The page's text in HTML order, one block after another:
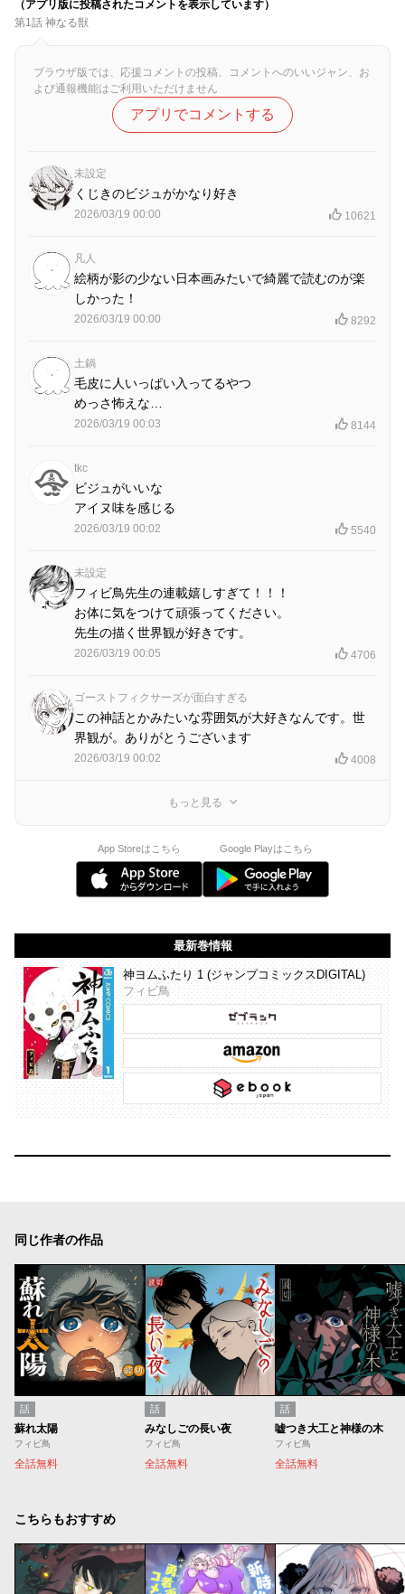
（アプリ版に投稿されたコメントを表示しています）
第1話 神なる獣
ブラウザ版では、応援コメントの投稿、コメントへのいいジャン、お
よび通報機能はご利用いただけません
アプリでコメントする
未設定
くじきのビジュがかなり好き
2026/03/19 00:00 10621
凡人
絵柄が影の少ない日本画みたいで綺麗で読むのが楽
しかった！
2026/03/19 00:00 8292
土鍋
毛皮に人いっぱい入ってるやつ
めっさ怖えな…
2026/03/19 00:03 8144
tkc
ビジュがいいな
アイヌ味を感じる
2026/03/19 00:02 5540
未設定
フィビ鳥先生の連載嬉しすぎて！！！
お体に気をつけて頑張ってください。
先生の描く世界観が好きです。
2026/03/19 00:05 4706
ゴーストフィクサーズが面白すぎる
この神話とかみたいな雰囲気が大好きなんです。世
界観が。ありがとうございます
2026/03/19 00:02 4008
もっと見る
App Storeはこちら Google Playはこちら
最新巻情報
神ヨムふたり 1 (ジャンプコミックスDIGITAL)
フィビ鳥
同じ作者の作品
話
蘇れ太陽
フィビ鳥
全話無料
話
みなしごの長い夜
フィビ鳥
全話無料
話
嘘つき大工と神様の木
フィビ鳥
全話無料
こちらもおすすめ